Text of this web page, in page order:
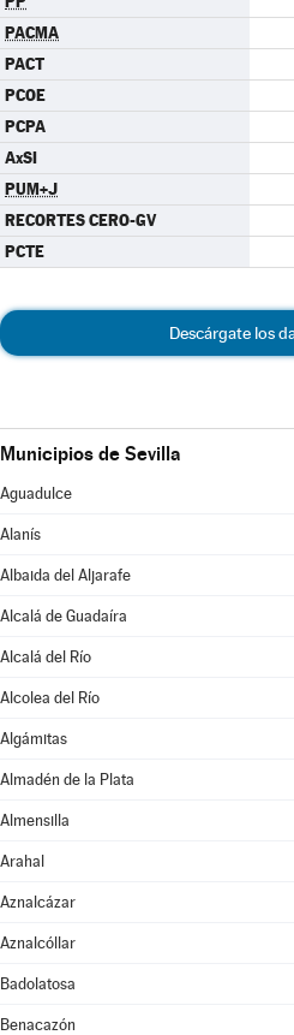
PACMA
PACT
PCOE
PCPA
AxSI
PUM+J
RECORTES CERO-GV
PCTE
Descárgate los
Municipios de Sevilla
Aguadulce
Alanís
Albaida del Aljarafe
Alcalá de Guadaíra
Alcalá del Río
Alcolea del Río
Algámitas
Almadén de la Plata
Almensilla
Arahal
Aznalcázar
Aznalcóllar
Badolatosa
Benacazón